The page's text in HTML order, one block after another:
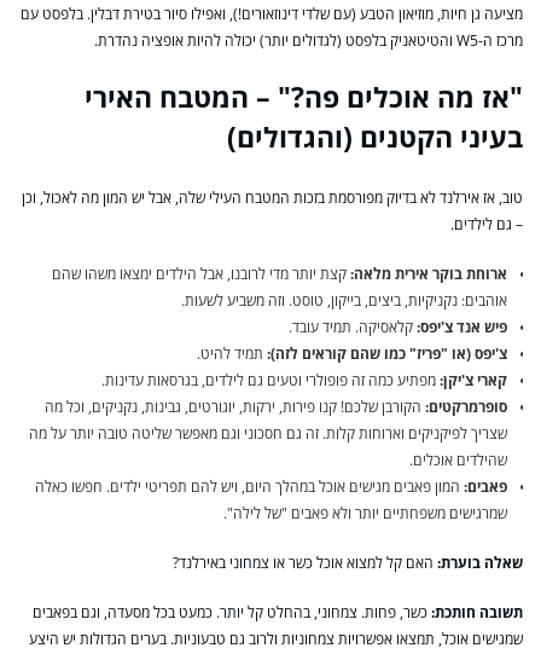
מציעה גן חיות, מוזיאון הטבע (עם שלדי דינוזאורים!), ואפילו סיור בטירת דבלין. בלפסט עם
מרכז ה-W5 והטיטאניק בלפסט (לגדולים יותר) יכולה להיות אופציה נהדרת.
"אז מה אוכלים פה?" – המטבח האירי
בעיני הקטנים (והגדולים)
טוב, אז אירלנד לא בדיוק מפורסמת בזכות המטבח העילי שלה, אבל יש המון מה לאכול, וכן
– גם לילדים.
ארוחת בוקר אירית מלאה:קצת יותר מדי לרובנו, אבל הילדים ימצאו משהו שהם
אוהבים: נקניקיות, ביצים, בייקון, טוסט. וזה משביע לשעות.
פיש אנד צ'יפס:קלאסיקה. תמיד עובד.
צ'יפס (או "פריז" כמו שהם קוראים לזה): תמיד להיט.
קארי צ'יקן:מפתיע כמה זה פופולרי וטעים גם לילדים, בגרסאות עדינות.
סופרמרקטים: הקורבן שלכם! קנו פירות, ירקות, יוגורטים, גבינות, נקניקים, וכל מה
שצריך לפיקניקים וארוחות קלות. זה גם חסכוני וגם מאפשר שליטה טובה יותר על מה
שהילדים אוכלים.
פאבים: המון פאבים מגישים אוכל במהלך היום, ויש להם תפריטי ילדים. חפשו כאלה
שמרגישים משפחתיים יותר ולא פאבים "של לילה".
שאלה בוערת: האם קל למצוא אוכל כשר או צמחוני באירלנד?
תשובה חותכת:כשר, פחות. צמחוני, בהחלט קל יותר. כמעט בכל מסעדה, וגם בפאבים
שמגישים אוכל, תמצאו אפשרויות צמחוניות ולרוב גם טבעוניות. בערים הגדולות יש היצע